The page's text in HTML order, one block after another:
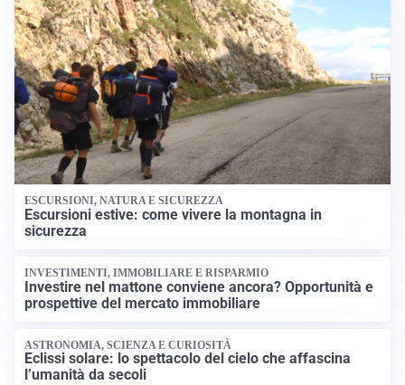
ESCURSIONI, NATURA E SICUREZZA
Escursioni estive: come vivere la montagna in
sicurezza
INVESTIMENTI, IMMOBILIARE E RISPARMIO
Investire nel mattone conviene ancora? Opportunità e
prospettive del mercato immobiliare
ASTRONOMIA, SCIENZA E CURIOSITÀ
Eclissi solare: lo spettacolo del cielo che affascina
l’umanità da secoli